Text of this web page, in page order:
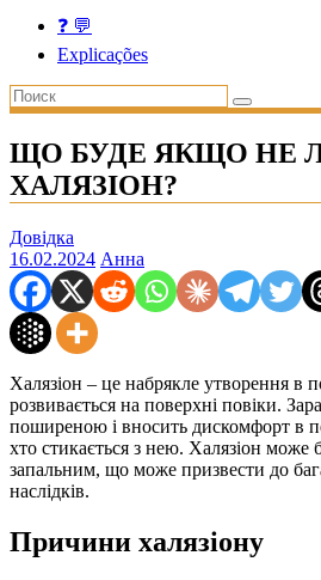
❓ 💬
Explicações
ЩО БУДЕ ЯКЩО НЕ
ХАЛЯЗІОН?
Довідка
16.02.2024 Анна
Халязіон – це набрякле утворення в
розвивається на поверхні повіки.
поширеною і вносить дискомфорт в
хто стикається з нею. Халязіон може
запальним, що може призвести до
наслідків.
Причини халязіону